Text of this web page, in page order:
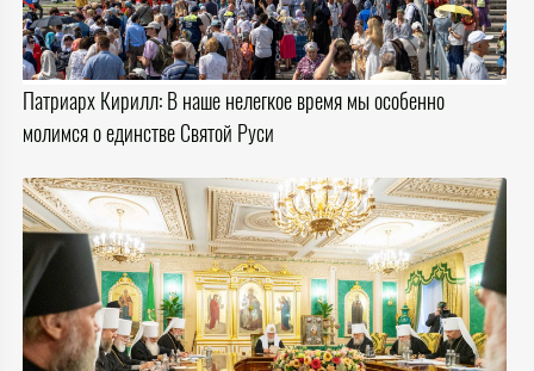
Патриарх Кирилл: В наше нелегкое время мы особенно
молимся о единстве Святой Руси